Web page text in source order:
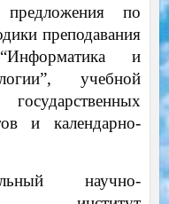
по
преподавания
и
учебной
и календарно-
научно-